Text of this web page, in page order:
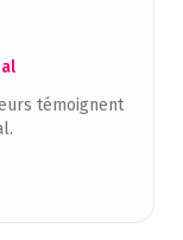
témoignent